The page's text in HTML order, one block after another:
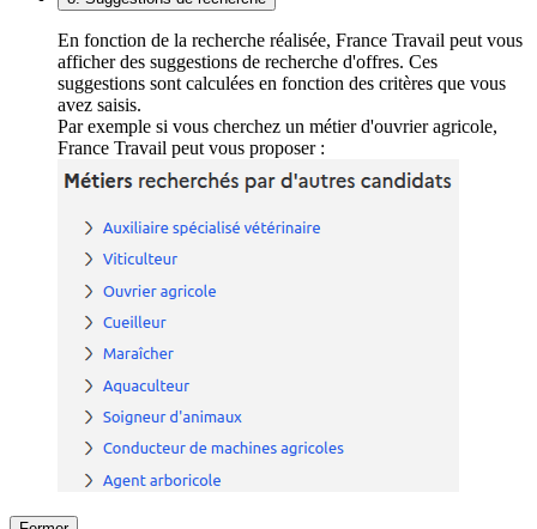
En fonction de la recherche réalisée, France Travail peut vous
afficher des suggestions de recherche d'offres. Ces
suggestions sont calculées en fonction des critères que vous
avez saisis.
Par exemple si vous cherchez un métier d'ouvrier agricole,
France Travail peut vous proposer :